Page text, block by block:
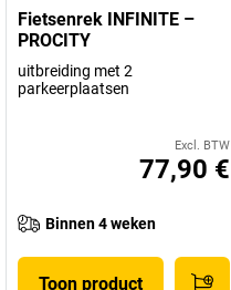
Fietsenrek INFINITE –
PROCITY
uitbreiding met 2
parkeerplaatsen
Excl. BTW
77,90 €
Binnen 4 weken
Toon product